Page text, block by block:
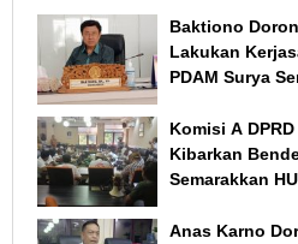
Baktiono
Lakukan
PDAM Surya
Komisi A
Kibarkan
Semarakkan
Anas Karno